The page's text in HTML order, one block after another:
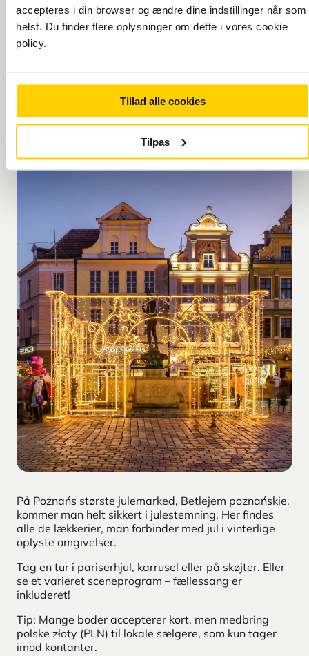
accepteres i din browser og ændre dine indstillinger når som
helst. Du finder flere oplysninger om dette i vores cookie
policy.
Tillad alle cookies
Tilpas
Planlæg din rejse til Frankrig
5: Poznań, Polen (21. november
På Poznańs største julemarked, Betlejem poznańskie,
kommer man helt sikkert i julestemning. Her findes
alle de lækkerier, man forbinder med jul i vinterlige
oplyste omgivelser.
Tag en tur i pariserhjul, karrusel eller på skøjter. Eller
se et varieret sceneprogram – fællessang er
inkluderet!
Tip: Mange boder accepterer kort, men medbring
polske złoty (PLN) til lokale sælgere, som kun tager
imod kontanter.